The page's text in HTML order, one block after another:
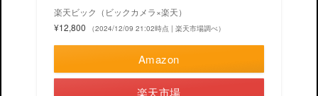
楽天ビック（ビックカメラ×楽天）
¥12,800
（2024/12/09 21:02時点 | 楽天市場調べ）
Amazon
楽天市場